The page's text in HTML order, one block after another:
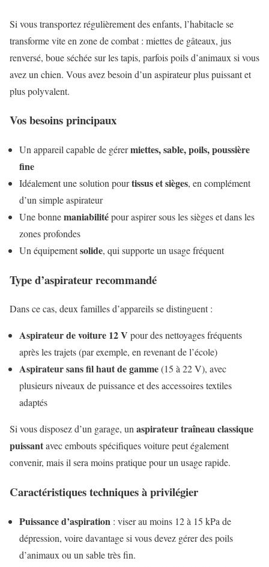
Si vous transportez régulièrement des enfants, l’habitacle se
transforme vite en zone de combat : miettes de gâteaux, jus
renversé, boue séchée sur les tapis, parfois poils d’animaux si vous
avez un chien. Vous avez besoin d’un aspirateur plus puissant et
plus polyvalent.
Vos besoins principaux
Un appareil capable de gérermiettes, sable, poils, poussière
fine
Idéalement une solution pourtissus et sièges, en complément
d’un simple aspirateur
Une bonnemaniabilitépour aspirer sous les sièges et dans les
zones profondes
Un équipementsolide, qui supporte un usage fréquent
Type d’aspirateur recommandé
Dans ce cas, deux familles d’appareils se distinguent :
Aspirateur de voiture 12 V pour des nettoyages fréquents
après les trajets (par exemple, en revenant de l’école)
Aspirateur sans fil haut de gamme(15 à 22 V), avec
plusieurs niveaux de puissance et des accessoires textiles
adaptés
Si vous disposez d’un garage, unaspirateur traîneau classique
puissantavec embouts spécifiques voiture peut également
convenir, mais il sera moins pratique pour un usage rapide.
Caractéristiques techniques à privilégier
Puissance d’aspiration : viser au moins 12 à 15 kPa de
dépression, voire davantage si vous devez gérer des poils
d’animaux ou un sable très fin.